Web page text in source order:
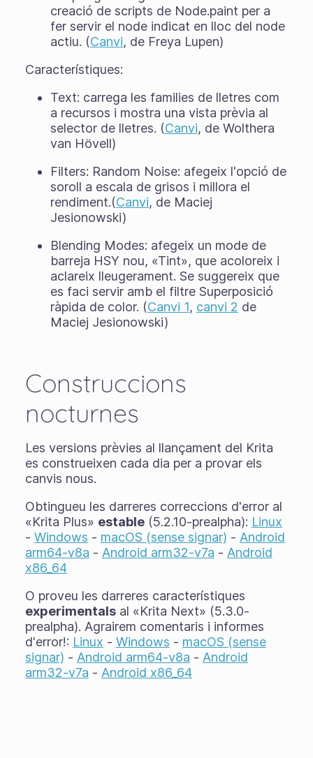
creació de scripts de Node.paint per a
fer servir el node indicat en lloc del node
actiu. (Canvi, de Freya Lupen)
Característiques:
Text: carrega les families de lletres com
a recursos i mostra una vista prèvia al
selector de lletres. (Canvi, de Wolthera
van Hövell)
Filters: Random Noise: afegeix l'opció de
soroll a escala de grisos i millora el
rendiment.(Canvi, de Maciej
Jesionowski)
Blending Modes: afegeix un mode de
barreja HSY nou, «Tint», que acoloreix i
aclareix lleugerament. Se suggereix que
es faci servir amb el filtre Superposició
ràpida de color. (Canvi 1, canvi 2 de
Maciej Jesionowski)
Construccions
nocturnes
Les versions prèvies al llançament del Krita
es construeixen cada dia per a provar els
canvis nous.
Obtingueu les darreres correccions d'error al
«Krita Plus» estable(5.2.10-prealpha): Linux
- Windows - macOS (sense signar) - Android
arm64-v8a - Android arm32-v7a - Android
x86_64
O proveu les darreres característiques
experimentalsal «Krita Next» (5.3.0-
prealpha). Agrairem comentaris i informes
d'error!: Linux - Windows - macOS (sense
signar) - Android arm64-v8a - Android
arm32-v7a - Android x86_64